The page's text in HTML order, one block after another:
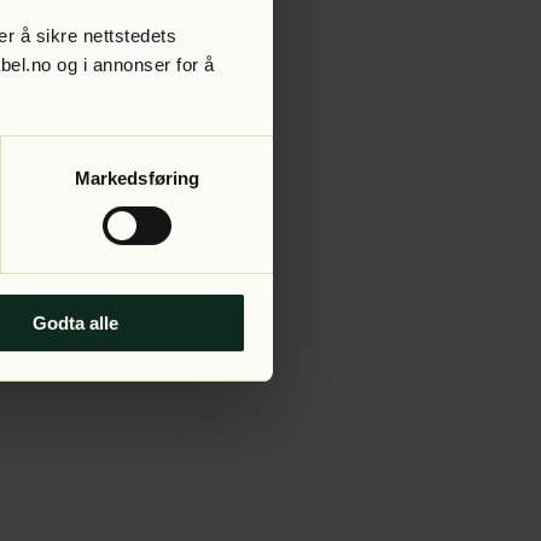
å sikre nettstedets
og i annonser for å
Markedsføring
Godta alle